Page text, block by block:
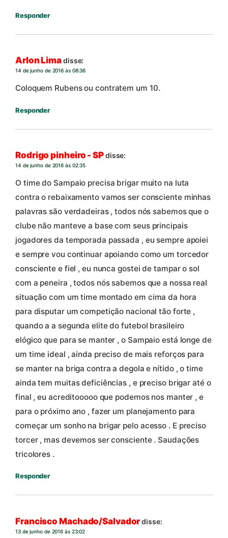
Responder
Arlon Limadisse:
14 de junho de 2016 às 08:36
Coloquem Rubens ou contratem um 10.
Responder
Rodrigo pinheiro - SPdisse:
14 de junho de 2016 às 02:35
O time do Sampaio precisa brigar muito na luta
contra o rebaixamento vamos ser consciente minhas
palavras são verdadeiras , todos nós sabemos que o
clube não manteve a base com seus principais
jogadores da temporada passada , eu sempre apoiei
e sempre vou continuar apoiando como um torcedor
consciente e fiel , eu nunca gostei de tampar o sol
com a peneira , todos nós sabemos que a nossa real
situação com um time montado em cima da hora
para disputar um competição nacional tão forte ,
quando a a segunda elite do futebol brasileiro
elógico que para se manter , o Sampaio está longe de
um time ideal , ainda preciso de mais reforços para
se manter na briga contra a degola e nítido , o time
ainda tem muitas deficiências , e preciso brigar até o
final , eu acreditooooo que podemos nos manter , e
para o próximo ano , fazer um planejamento para
começar um sonho na brigar pelo acesso . E preciso
torcer , mas devemos ser consciente . Saudações
tricolores .
Responder
Francisco Machado/Salvadordisse:
13 de junho de 2016 às 23:02